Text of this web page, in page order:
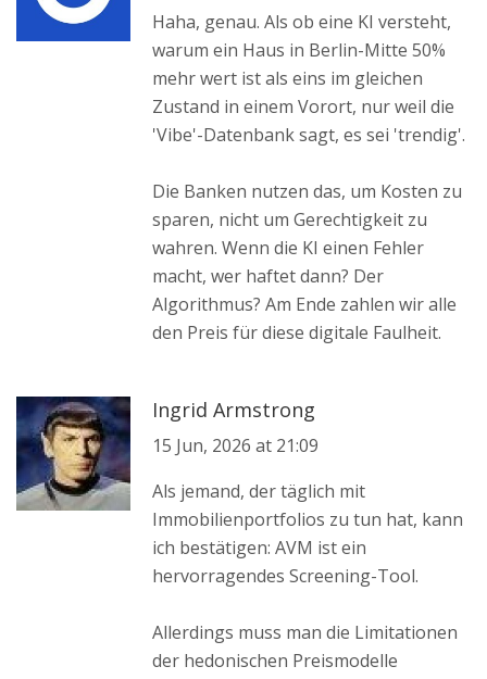
Haha, genau. Als ob eine KI versteht,
warum ein Haus in Berlin-Mitte 50%
mehr wert ist als eins im gleichen
Zustand in einem Vorort, nur weil die
'Vibe'-Datenbank sagt, es sei 'trendig'.
Die Banken nutzen das, um Kosten zu
sparen, nicht um Gerechtigkeit zu
wahren. Wenn die KI einen Fehler
macht, wer haftet dann? Der
Algorithmus? Am Ende zahlen wir alle
den Preis für diese digitale Faulheit.
Ingrid Armstrong
15 Jun, 2026 at 21:09
Als jemand, der täglich mit
Immobilienportfolios zu tun hat, kann
ich bestätigen: AVM ist ein
hervorragendes Screening-Tool.
Allerdings muss man die Limitationen
der hedonischen Preismodelle